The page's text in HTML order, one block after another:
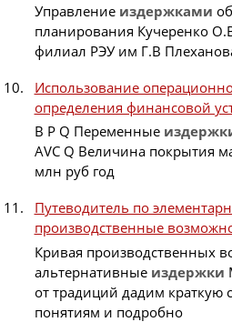
Управление издержками
планирования Кучеренко
филиал РЭУ им Г.В
Использование
определения финансовой
В P Q Переменные
AVC Q Величина покрытия
млн руб год
Путеводитель по
производственные
Кривая производственных
альтернативные издержки
от традиций дадим краткую
понятиям и подробно